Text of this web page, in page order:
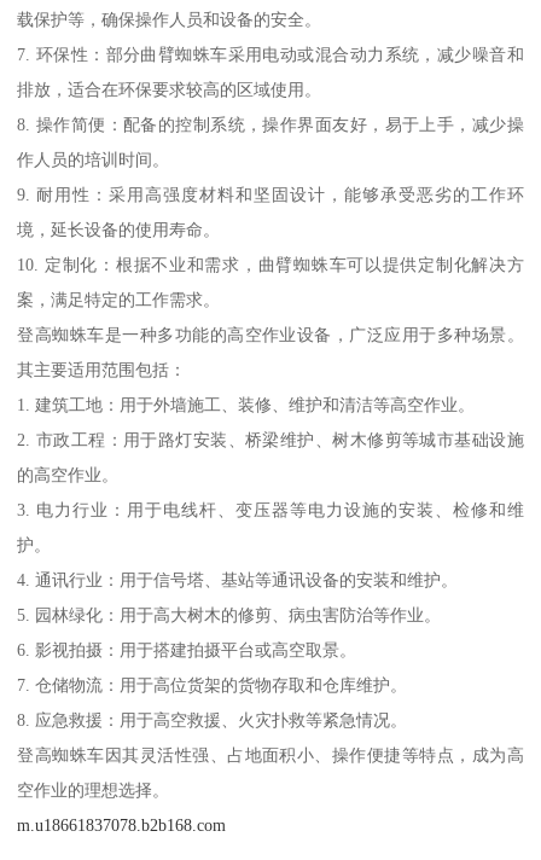
载保护等，确保操作人员和设备的安全。
7. 环保性：部分曲臂蜘蛛车采用电动或混合动力系统，减少噪音和
排放，适合在环保要求较高的区域使用。
8. 操作简便：配备的控制系统，操作界面友好，易于上手，减少操
作人员的培训时间。
9. 耐用性：采用高强度材料和坚固设计，能够承受恶劣的工作环
境，延长设备的使用寿命。
10. 定制化：根据不业和需求，曲臂蜘蛛车可以提供定制化解决方
案，满足特定的工作需求。
登高蜘蛛车是一种多功能的高空作业设备，广泛应用于多种场景。
其主要适用范围包括：
1. 建筑工地：用于外墙施工、装修、维护和清洁等高空作业。
2. 市政工程：用于路灯安装、桥梁维护、树木修剪等城市基础设施
的高空作业。
3. 电力行业：用于电线杆、变压器等电力设施的安装、检修和维
护。
4. 通讯行业：用于信号塔、基站等通讯设备的安装和维护。
5. 园林绿化：用于高大树木的修剪、病虫害防治等作业。
6. 影视拍摄：用于搭建拍摄平台或高空取景。
7. 仓储物流：用于高位货架的货物存取和仓库维护。
8. 应急救援：用于高空救援、火灾扑救等紧急情况。
登高蜘蛛车因其灵活性强、占地面积小、操作便捷等特点，成为高
空作业的理想选择。
m.u18661837078.b2b168.com